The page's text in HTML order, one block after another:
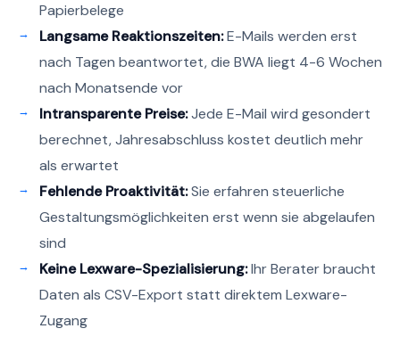
Papierbelege
Langsame Reaktionszeiten:E-Mails werden erst
nach Tagen beantwortet, die BWA liegt 4-6 Wochen
nach Monatsende vor
Intransparente Preise:Jede E-Mail wird gesondert
berechnet, Jahresabschluss kostet deutlich mehr
als erwartet
Fehlende Proaktivität:Sie erfahren steuerliche
Gestaltungsmöglichkeiten erst wenn sie abgelaufen
sind
Keine Lexware-Spezialisierung:Ihr Berater braucht
Daten als CSV-Export statt direktem Lexware-
Zugang